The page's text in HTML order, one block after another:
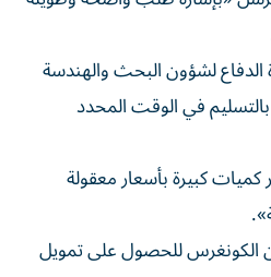
الدفاع لشؤون البحث والهندسة
في الوقت المحدد
كميات كبيرة بأسعار معقولة
الكونغرس للحصول على تمويل